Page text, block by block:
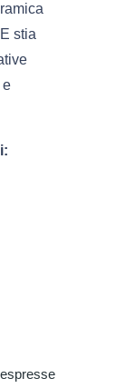
stia
e